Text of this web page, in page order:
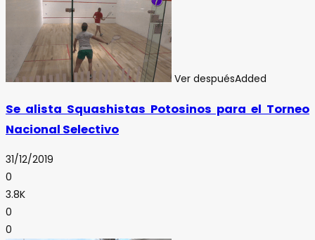
Ver despuésAdded
Se alista Squashistas Potosinos para el Torneo
Nacional Selectivo
31/12/2019
0
3.8K
0
0